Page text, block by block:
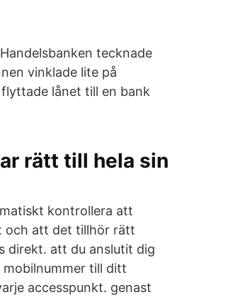
tecknade
vinklade lite på
lånet till en bank
rätt till hela sin
kontrollera att
och att det tillhör rätt
direkt. att du anslutit dig
till ditt
accesspunkt. genast